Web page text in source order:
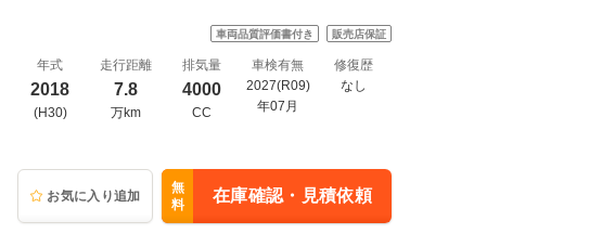
車両品質評価書付き 販売店保証
年式
2018
(H30)
走行距離
7.8
万km
排気量
4000
CC
車検有無
2027(R09)
年07月
修復歴
なし
お気に入り追加
無
料
在庫確認・見積依頼